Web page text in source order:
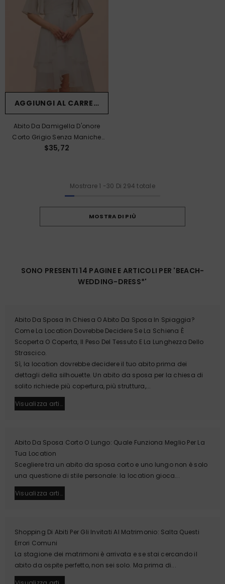
AGGIUNGI AL CARRELLO
Abito Da Damigella D'onore
Corto Grigio Senza Maniche
Con Scollo A Cuore E Scialle In
$35,72
Mostrare 1 -30 Di 294 totale
MOSTRA DI PIÙ
SONO PRESENTI 14 PAGINE E ARTICOLI PER 'BEACH-
WEDDING-DRESS*'
Abito Da Sposa In Chiesa O Abito Da Sposa In Spiaggia?
Come La Location Dovrebbe Decidere Se La Schiena È
Scoperta O Coperta, Il Peso Del Tessuto E La Lunghezza Dello
Strascico.
Sì, la location dovrebbe decidere il tuo abito prima dei
dettagli della silhouette. Un abito da sposa per la chiesa di
solito richiede più copertura, più struttura,...
Visualizza article
Abito Da Sposa Corto O Lungo: Quale Funziona Meglio Per La
Tua Location
Scegliere tra un abito da sposa corto e uno lungo non è solo
una questione di stile personale: la location gioca...
Visualizza article
Shopping Di Abiti Per Gli Invitati Al Matrimonio: Salta Questi
Errori Comuni
La stagione dei matrimoni è arrivata e se stai cercando il
abito da ospite perfetto, non sei solo. Ma prima di...